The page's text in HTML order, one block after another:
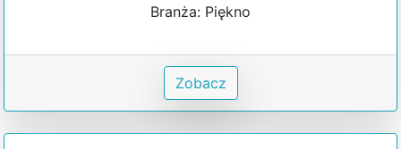
Branża: Piękno
Zobacz